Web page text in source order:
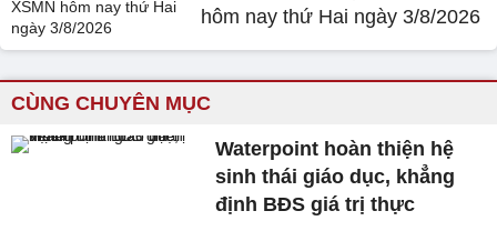
hôm nay thứ Hai ngày 3/8/2026
CÙNG CHUYÊN MỤC
Waterpoint hoàn thiện hệ
sinh thái giáo dục, khẳng
định BĐS giá trị thực